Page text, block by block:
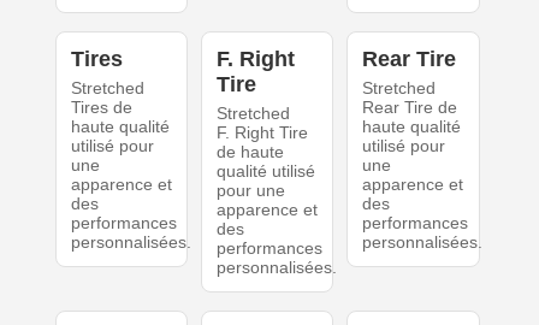
Tires
Stretched
Tires de
haute qualité
utilisé pour
une
apparence et
des
performances
personnalisées.
F. Right
Tire
Stretched
F. Right Tire
de haute
qualité utilisé
pour une
apparence et
des
performances
personnalisées.
Rear Tire
Stretched
Rear Tire de
haute qualité
utilisé pour
une
apparence et
des
performances
personnalisées.